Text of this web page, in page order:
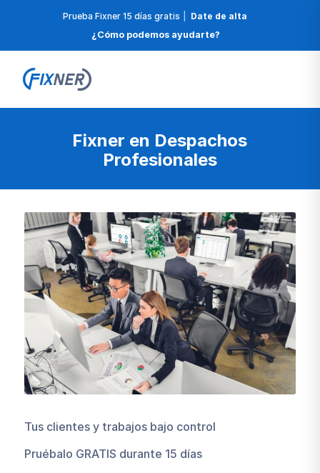
Prueba Fixner 15 días gratis
Date de alta
¿Cómo podemos ayudarte?
Fixner en Despachos
Profesionales
Tus clientes y trabajos bajo control
Pruébalo GRATIS durante 15 días